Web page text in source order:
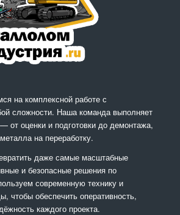
на комплексной работе с
сложности. Наша команда выполняет
от оценки и подготовки до демонтажа,
на переработку.
даже самые масштабные
и безопасные решения по
современную технику и
чтобы обеспечить оперативность,
каждого проекта.